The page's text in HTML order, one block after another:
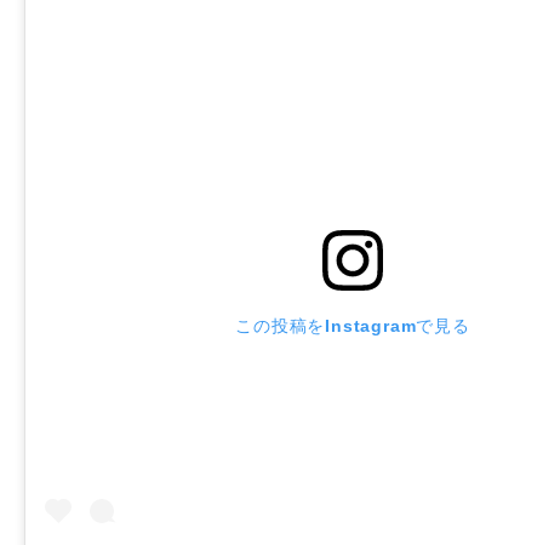
この投稿をInstagramで見る